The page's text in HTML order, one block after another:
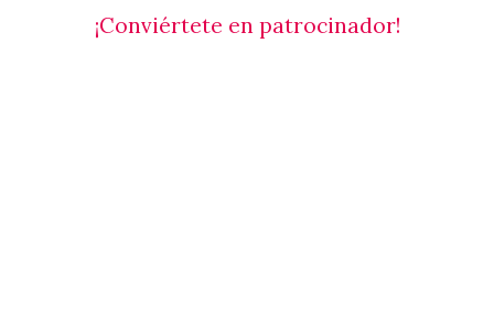
¡Conviértete en patrocinador!